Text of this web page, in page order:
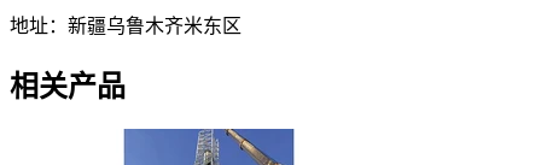
地址：新疆乌鲁木齐米东区
相关产品